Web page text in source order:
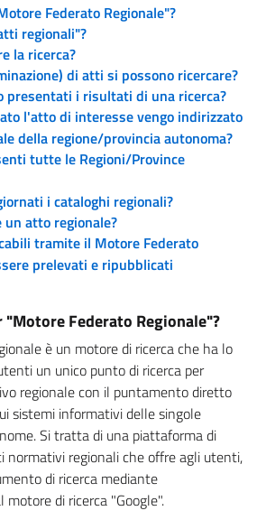
Federato Regionale"?
regionali"?
la ricerca?
di atti si possono ricercare?
presentati i risultati di una ricerca?
l'atto di interesse vengo indirizzato
della regione/provincia autonoma?
tutte le Regioni/Province
i cataloghi regionali?
un atto regionale?
tramite il Motore Federato
prelevati e ripubblicati
"Motore Federato Regionale"?
è un motore di ricerca che ha lo
un unico punto di ricerca per
regionale con il puntamento diretto
sistemi informativi delle singole
Si tratta di una piattaforma di
normativi regionali che offre agli utenti,
di ricerca mediante
di ricerca "Google".